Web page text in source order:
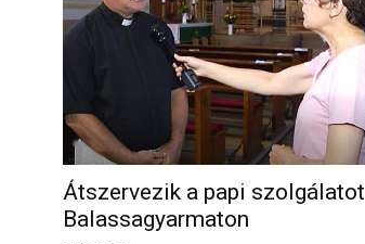
Átszervezik a papi szolgálatot
Balassagyarmaton